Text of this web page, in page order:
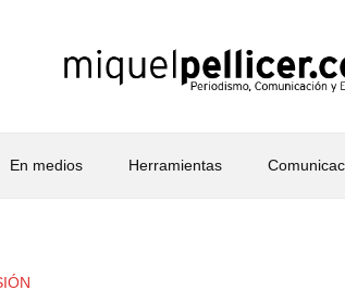
En medios Herramientas